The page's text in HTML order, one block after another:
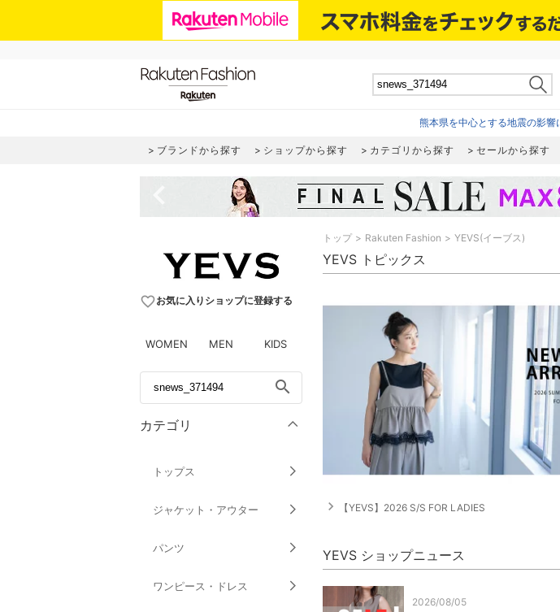
熊本県を中心とする地震の影
ブランドから探す ショップから探す カテゴリから探す セールから探す
favorite_borderお気に入りショップに登録する
WOMEN MEN KIDS
search
カテゴリ
トップス
ジャケット・アウター
パンツ
ワンピース・ドレス
トップ Rakuten Fashion YEVS(イーブス)
YEVS トピックス
navigate_next 【YEVS】2026 S/S FOR LADIES
YEVS ショップニュース
2026/08/05